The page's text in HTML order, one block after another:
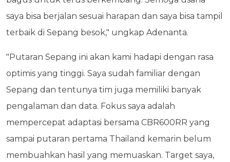
saya bisa berjalan sesuai harapan dan saya bisa tampil
terbaik di Sepang besok," ungkap Adenanta.
"Putaran Sepang ini akan kami hadapi dengan rasa
optimis yang tinggi. Saya sudah familiar dengan
Sepang dan tentunya tim juga memiliki banyak
pengalaman dan data. Fokus saya adalah
mempercepat adaptasi bersama CBR600RR yang
sampai putaran pertama Thailand kemarin belum
membuahkan hasil yang memuaskan. Target saya,